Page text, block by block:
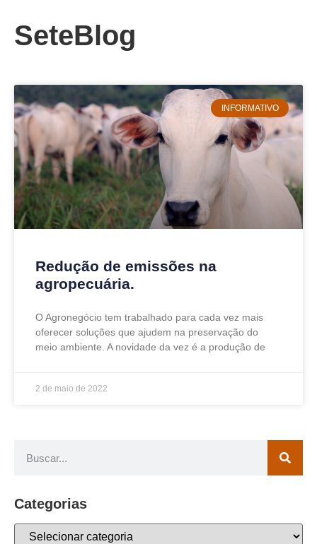
SeteBlog
INFORMATIVO
Redução de emissões na
agropecuária.
O Agronegócio tem trabalhado para cada vez mais
oferecer soluções que ajudem na preservação do
meio ambiente. A novidade da vez é a produção de
2 de maio de 2022
Categorias